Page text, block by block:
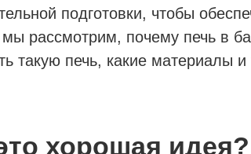
подготовки, чтобы
мы рассмотрим, почему печь в
такую печь, какие материалы и
хорошая идея?